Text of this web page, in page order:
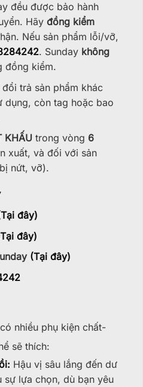
đều được bảo hành
Hãy đồng kiểm
Nếu sản phẩm lỗi/vỡ,
. Sunday không
đồng kiểm.
trả sản phẩm khác
dụng, còn tag hoặc bao
KHẤU trong vòng 6
xuất, và đối với sản
nứt, vỡ).
đây)
đây)
(Tại đây)
nhiều phụ kiện chất-
sẽ thích:
Hậu vị sâu lắng đến dư
sự lựa chọn, dù bạn yêu